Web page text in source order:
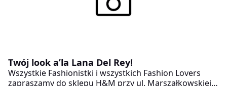
Twój look a’la Lana Del Rey!
Wszystkie Fashionistki i wszystkich Fashion Lovers
zapraszamy do sklepu H&M przy ul. Marszałkowskiej